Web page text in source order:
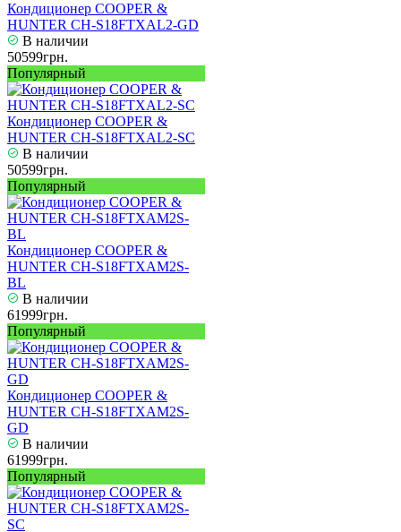
Кондиционер COOPER &
HUNTER CH-S18FTXAL2-GD
В наличии
50599грн.
Популярный
Кондиционер COOPER &
HUNTER CH-S18FTXAL2-SC
В наличии
50599грн.
Популярный
Кондиционер COOPER &
HUNTER CH-S18FTXAM2S-
BL
В наличии
61999грн.
Популярный
Кондиционер COOPER &
HUNTER CH-S18FTXAM2S-
GD
В наличии
61999грн.
Популярный